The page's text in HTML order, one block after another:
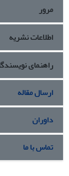
مرور
اطلاعات نشریه
راهنمای
ارسال مقاله
داوران
تماس با ما